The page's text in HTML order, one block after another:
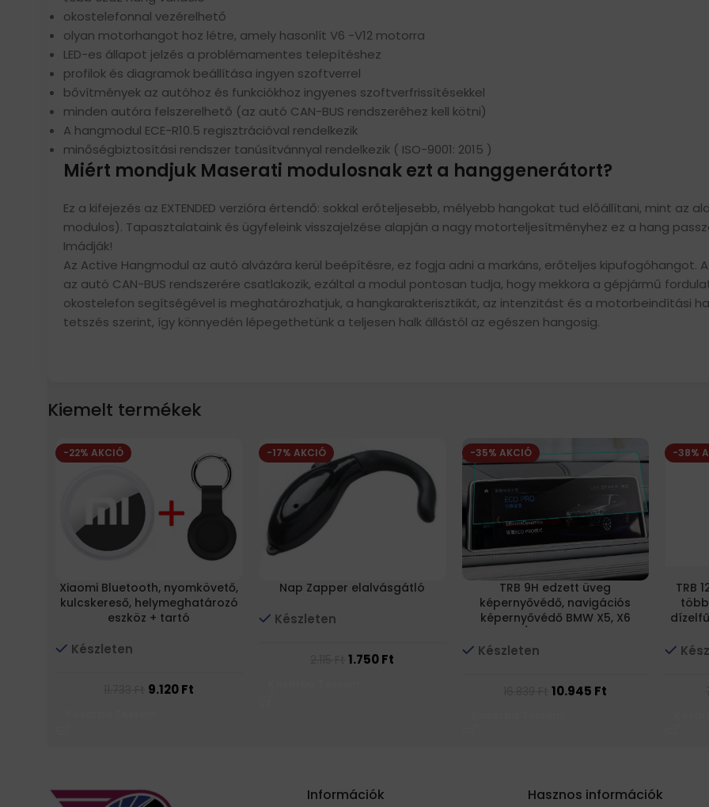
okostelefonnal vezérelhető
olyan motorhangot hoz létre, amely hasonlít V6 -V12 motorra
LED-es állapot jelzés a problémamentes telepítéshez
profilok és diagramok beállítása ingyen szoftverrel
bővítmények az autóhoz és funkciókhoz ingyenes szoftverfrissítésekkel
minden autóra felszerelhető (az autó CAN-BUS rendszeréhez kell kötni)
A hangmodul ECE-R10.5 regisztrációval rendelkezik
minőségbiztosítási rendszer tanúsítvánnyal rendelkezik ( ISO-9001: 2015 )
Miért mondjuk Maserati modulosnak ezt a hanggenerátort?
Ez a kifejezés az EXTENDED verzióra értendő: sokkal erőteljesebb, mélyebb hangokat tud előállítani, mint az
modulos). Tapasztalataink és ügyfeleink visszajelzése alapján a nagy motorteljesítményhez ez a hang
Imádják!
Az Active Hangmodul az autó alvázára kerül beépítésre, ez fogja adni a markáns, erőteljes
az autó CAN-BUS rendszerére csatlakozik, ezáltal a modul pontosan tudja, hogy mekkora a gépjármű
okostelefon segítségével is meghatározhatjuk, a hangkarakterisztikát, az intenzitást és a motorbeindítási
tetszés szerint, így könnyedén lépegethetünk a teljesen halk állástól az egészen hangosig.
Kiemelt termékek
-22% AKCIÓ
Xiaomi Bluetooth, nyomkövető,
kulcskereső, helymeghatározó
eszköz + tartó
Készleten
9.120Ft
-17% AKCIÓ
Nap Zapper elalvásgátló
Készleten
1.750Ft
-35% AKCIÓ
TRB 9H edzett üveg
képernyővédő, navigációs
képernyővédő BMW X5, X6
F15/F16 2014-2018
Készleten
10.945 Ft
-38%
TRB
Információk Hasznos információk